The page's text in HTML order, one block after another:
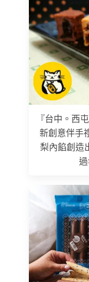
『台中。西
新創意伴手
梨內餡創造